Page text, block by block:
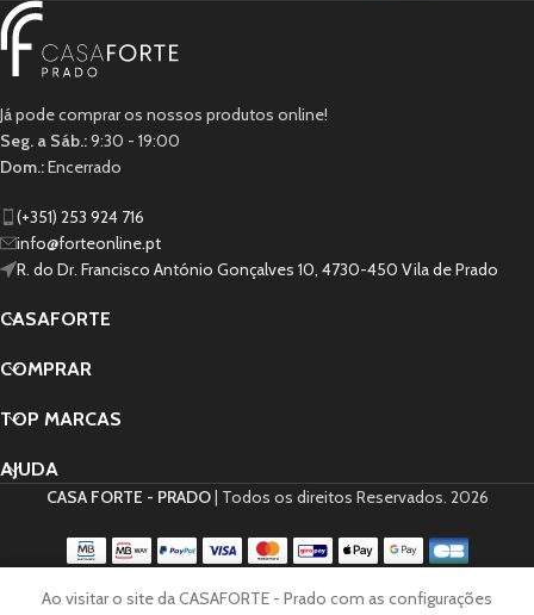
Já pode comprar os nossos produtos online!
Seg. a Sáb.:9:30 - 19:00
Dom.:Encerrado
(+351) 253 924 716
info@forteonline.pt
R. do Dr. Francisco António Gonçalves 10, 4730-450 Vila de Prado
CASAFORTE
COMPRAR
TOP MARCAS
AJUDA
CASA FORTE - PRADO| Todos os direitos Reservados. 2026
Ao visitar o site da CASAFORTE - Prado com as configurações